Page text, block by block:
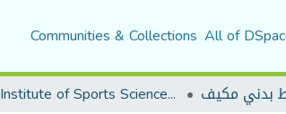
Communities & Collections All of
Institute of Sports Sciences and Techniques بدني مكيف